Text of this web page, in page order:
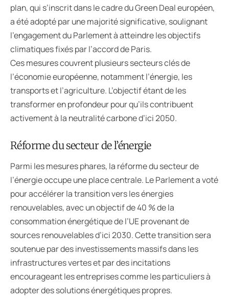
plan, qui s’inscrit dans le cadre du Green Deal européen,
a été adopté par une majorité significative, soulignant
l’engagement du Parlement à atteindre les objectifs
climatiques fixés par l’accord de Paris.
Ces mesures couvrent plusieurs secteurs clés de
l’économie européenne, notamment l’énergie, les
transports et l’agriculture. L’objectif étant de les
transformer en profondeur pour qu’ils contribuent
activement à la neutralité carbone d’ici 2050.
Réforme du secteur de l’énergie
Parmi les mesures phares, la réforme du secteur de
l’énergie occupe une place centrale. Le Parlement a voté
pour accélérer la transition vers les énergies
renouvelables, avec un objectif de 40 % de la
consommation énergétique de l’UE provenant de
sources renouvelables d’ici 2030. Cette transition sera
soutenue par des investissements massifs dans les
infrastructures vertes et par des incitations
encourageant les entreprises comme les particuliers à
adopter des solutions énergétiques propres.